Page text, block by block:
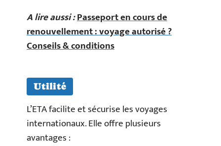
A lire aussi :Passeport en cours de
renouvellement : voyage autorisé ?
Conseils & conditions
Utilité
L’ETA facilite et sécurise les voyages
internationaux. Elle offre plusieurs
avantages :